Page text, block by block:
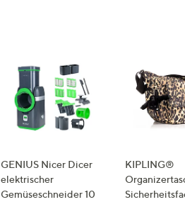
GENIUS Nicer Dicer
elektrischer
Gemüseschneider 10
KIPLING®